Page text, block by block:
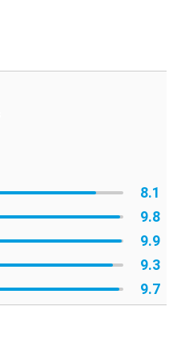
8.1
9.8
9.9
9.3
9.7